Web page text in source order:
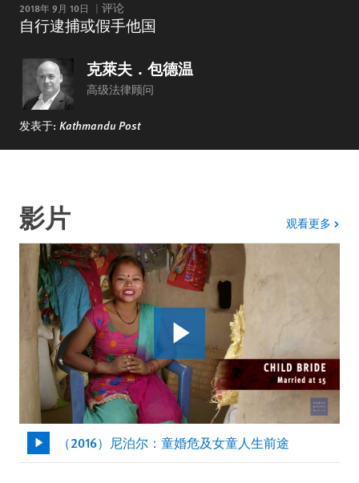
2018年 9月 10日 评论
自行逮捕或假手他国
克萊夫．包德温
高级法律顾问
发表于: Kathmandu Post
影片 观看更多 影片
（2016）尼泊尔：童婚危及女童人生前途